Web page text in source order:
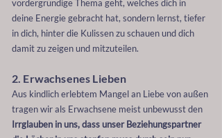
vordergründige Thema geht, welches dich in
deine Energie gebracht hat, sondern lernst, tiefer
in dich, hinter die Kulissen zu schauen und dich
damit zu zeigen und mitzuteilen.
2. Erwachsenes Lieben
Aus kindlich erlebtem Mangel an Liebe von außen
tragen wir als Erwachsene meist unbewusst den
Irrglauben in uns, dass unser Beziehungspartner